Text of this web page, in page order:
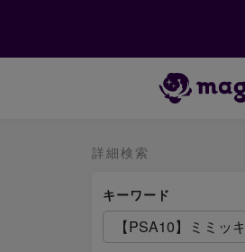
詳細検索
キーワード